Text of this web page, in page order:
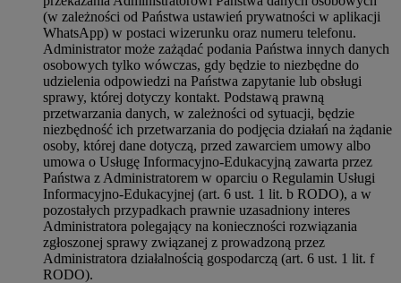
(w zależności od Państwa ustawień prywatności w aplikacji
WhatsApp) w postaci wizerunku oraz numeru telefonu.
Administrator może zażądać podania Państwa innych danych
osobowych tylko wówczas, gdy będzie to niezbędne do
udzielenia odpowiedzi na Państwa zapytanie lub obsługi
sprawy, której dotyczy kontakt. Podstawą prawną
przetwarzania danych, w zależności od sytuacji, będzie
niezbędność ich przetwarzania do podjęcia działań na żądanie
osoby, której dane dotyczą, przed zawarciem umowy albo
umowa o Usługę Informacyjno-Edukacyjną zawarta przez
Państwa z Administratorem w oparciu o Regulamin Usługi
Informacyjno-Edukacyjnej (art. 6 ust. 1 lit. b RODO), a w
pozostałych przypadkach prawnie uzasadniony interes
Administratora polegający na konieczności rozwiązania
zgłoszonej sprawy związanej z prowadzoną przez
Administratora działalnością gospodarczą (art. 6 ust. 1 lit. f
RODO).